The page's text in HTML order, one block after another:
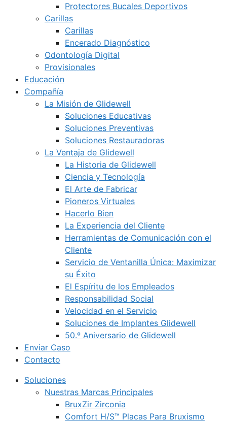
Protectores Bucales Deportivos
Carillas
Carillas
Encerado Diagnóstico
Odontología Digital
Provisionales
Educación
Compañía
La Misión de Glidewell
Soluciones Educativas
Soluciones Preventivas
Soluciones Restauradoras
La Ventaja de Glidewell
La Historia de Glidewell
Ciencia y Tecnología
El Arte de Fabricar
Pioneros Virtuales
Hacerlo Bien
La Experiencia del Cliente
Herramientas de Comunicación con el
Cliente
Servicio de Ventanilla Única: Maximizar
su Éxito
El Espíritu de los Empleados
Responsabilidad Social
Velocidad en el Servicio
Soluciones de Implantes Glidewell
50.º Aniversario de Glidewell
Enviar Caso
Contacto
Soluciones
Nuestras Marcas Principales
BruxZir Zirconia
Comfort H/S™ Placas Para Bruxismo